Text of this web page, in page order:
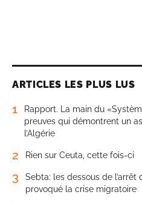
ARTICLES LES PLUS LUS
1
Rapport. La main du
preuves qui démontrent un
l’Algérie
2 Rien sur Ceuta, cette fois-ci
3
Sebta: les dessous de
provoqué la crise migratoire